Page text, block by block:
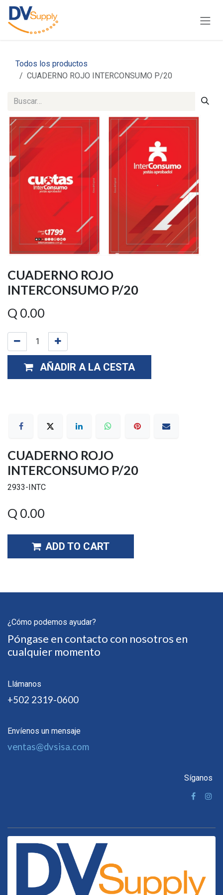
Ir al contenido
Todos los productos
CUADERNO ROJO INTERCONSUMO P/20
CUADERNO ROJO
INTERCONSUMO P/20
Q 0.00
AÑADIR A LA CESTA
CUADERNO ROJO
INTERCONSUMO P/20
2933-INTC
Q 0.00
ADD TO CART
¿Cómo podemos ayudar?
Póngase en contacto con nosotros en
cualquier momento
Llámanos
+502 2319-0600
Envíenos un mensaje
ventas@dvsisa.com
Síganos